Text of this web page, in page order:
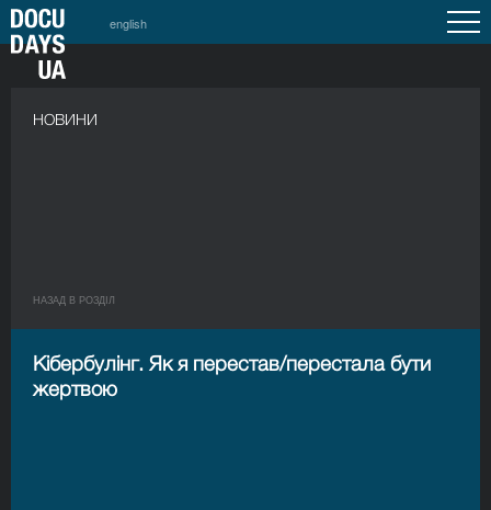
english
НОВИНИ
НАЗАД В РОЗДIЛ
Кібербулінг. Як я перестав/перестала бути
жертвою